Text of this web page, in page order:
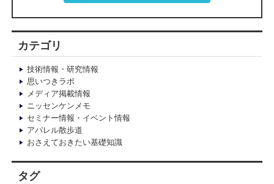
カテゴリ
技術情報・研究情報
思いつきラボ
メディア掲載情報
ニッセンケンメモ
セミナー情報・イベント情報
アパレル散歩道
おさえておきたい基礎知識
タグ